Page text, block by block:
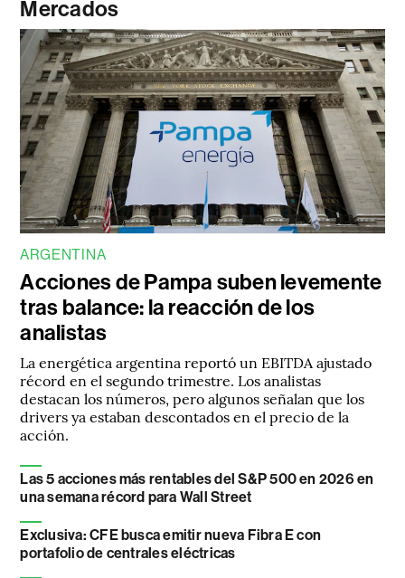
Mercados
ARGENTINA
Acciones de Pampa suben levemente
tras balance: la reacción de los
analistas
La energética argentina reportó un EBITDA ajustado
récord en el segundo trimestre. Los analistas
destacan los números, pero algunos señalan que los
drivers ya estaban descontados en el precio de la
acción.
Las 5 acciones más rentables del S&P 500 en 2026 en
una semana récord para Wall Street
Exclusiva: CFE busca emitir nueva Fibra E con
portafolio de centrales eléctricas